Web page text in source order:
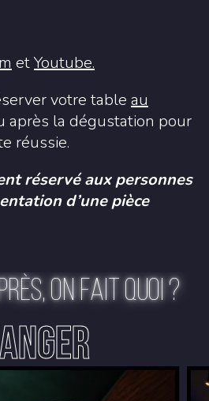
etYoutube.
votre table au
après la dégustation pour
réussie.
réservé aux personnes
d’une pièce
ON FAIT QUOI ?